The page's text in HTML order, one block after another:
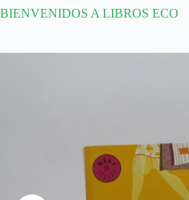
BIENVENIDOS A LIBROS ECO